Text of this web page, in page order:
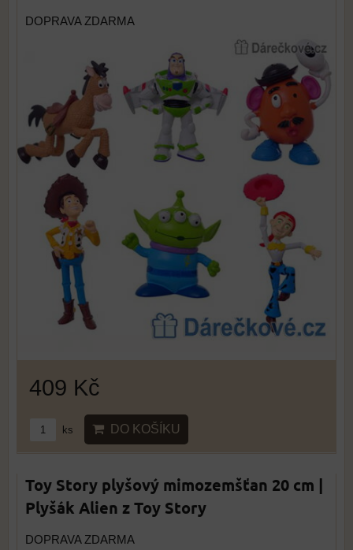
DOPRAVA ZDARMA
409 Kč
ks DO KOŠÍKU
Toy Story plyšový mimozemšťan 20 cm |
Plyšák Alien z Toy Story
DOPRAVA ZDARMA